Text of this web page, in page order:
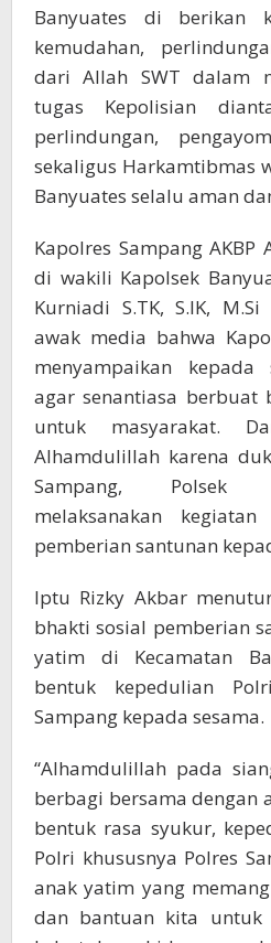
Banyuates di berikan
kemudahan,
dari Allah SWT dalam
tugas Kepolisian
perlindungan,
sekaligus Harkamtibmas
Banyuates selalu aman
Kapolres Sampang AKBP
di wakili Kapolsek
Kurniadi S.TK, S.IK,
awak media bahwa
menyampaikan kepada
agar senantiasa berbuat
untuk masyarakat.
Alhamdulillah karena
Sampang, Polsek
melaksanakan
pemberian santunan
Iptu Rizky Akbar
bhakti sosial pemberian
yatim di Kecamatan
bentuk kepedulian
Sampang kepada sesama.
“Alhamdulillah pada
berbagi bersama dengan
bentuk rasa syukur,
Polri khususnya Polres
anak yatim yang
dan bantuan kita untuk